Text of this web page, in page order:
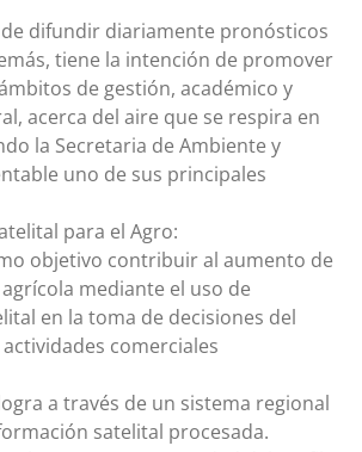
de difundir diariamente pronósticos
tiene la intención de promover
de gestión, académico y
acerca del aire que se respira en
la Secretaria de Ambiente y
uno de sus principales
para el Agro:
objetivo contribuir al aumento de
mediante el uso de
en la toma de decisiones del
comerciales
a través de un sistema regional
satelital procesada.